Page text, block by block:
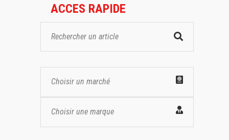
ACCES RAPIDE
Choisir un marché
Choisir une marque